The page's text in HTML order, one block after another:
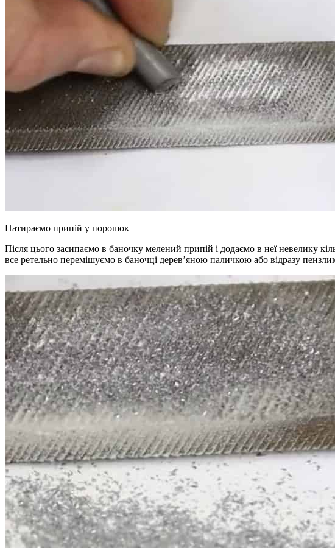
Натираємо припій у порошок
Після цього засипаємо в баночку мелений припій і додаємо в неї невелику
все ретельно перемішуємо в баночці дерев’яною паличкою або відразу